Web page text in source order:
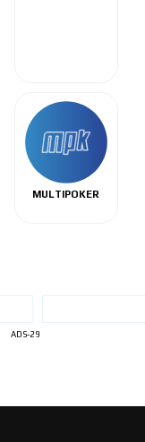
MULTIPOKER
ADS-29